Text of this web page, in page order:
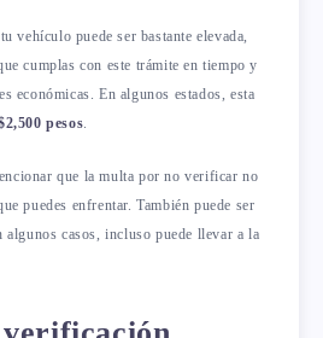
vehículo puede ser bastante elevada,
cumplas con este trámite en tiempo y
económicas. En algunos estados, esta
pesos
que la multa por no verificar no
puedes enfrentar. También puede ser
casos, incluso puede llevar a la